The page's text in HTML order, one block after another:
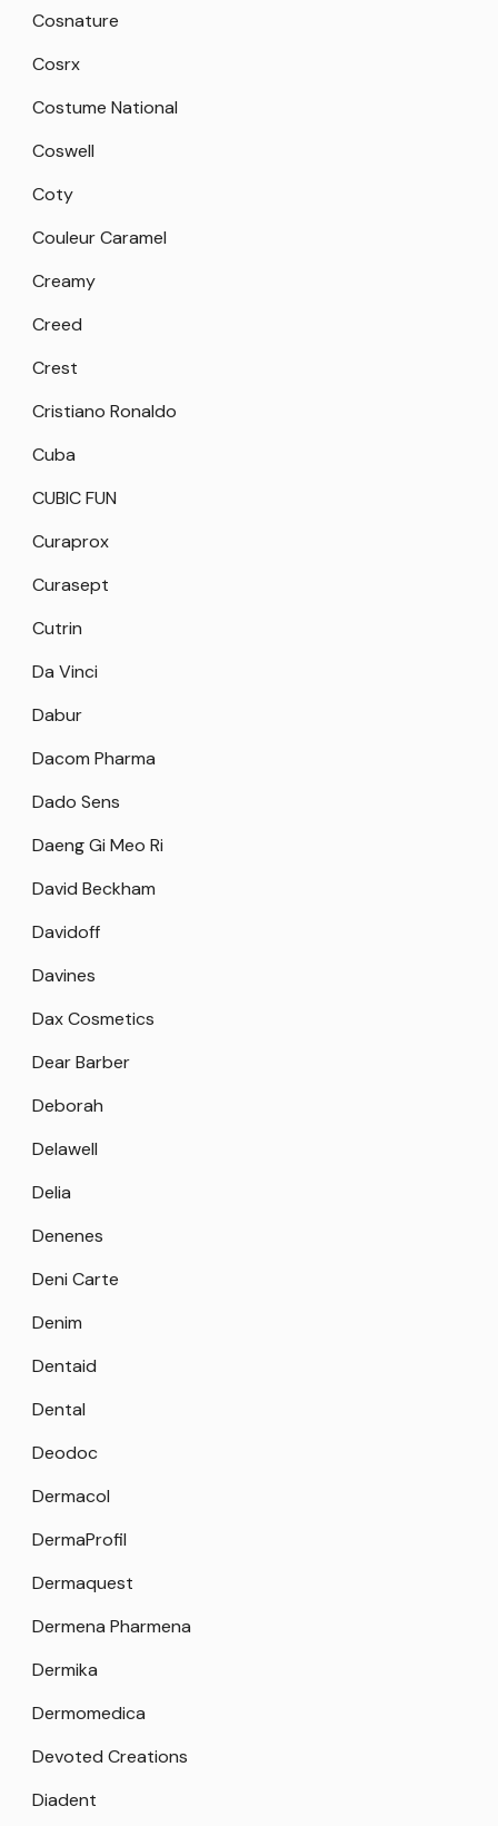
Cosnature
Cosrx
Costume National
Coswell
Coty
Couleur Caramel
Creamy
Creed
Crest
Cristiano Ronaldo
Cuba
CUBIC FUN
Curaprox
Curasept
Cutrin
Da Vinci
Dabur
Dacom Pharma
Dado Sens
Daeng Gi Meo Ri
David Beckham
Davidoff
Davines
Dax Cosmetics
Dear Barber
Deborah
Delawell
Delia
Denenes
Deni Carte
Denim
Dentaid
Dental
Deodoc
Dermacol
DermaProfil
Dermaquest
Dermena Pharmena
Dermika
Dermomedica
Devoted Creations
Diadent